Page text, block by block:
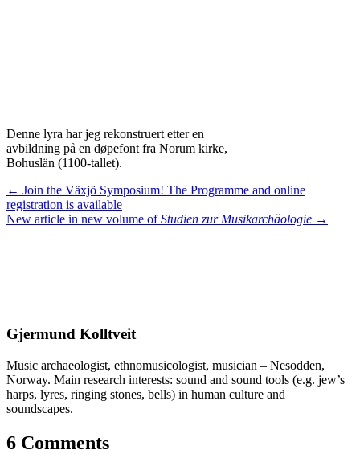
Denne lyra har jeg rekonstruert etter en
avbildning på en døpefont fra Norum kirke,
Bohuslän (1100-tallet).
Posts
navigation
← Join the Växjö Symposium! The Programme and online
registration is available
New article in new volume ofStudien zur Musikarchäologie →
Gjermund Kolltveit
Music archaeologist, ethnomusicologist, musician – Nesodden,
Norway. Main research interests: sound and sound tools (e.g. jew’s
harps, lyres, ringing stones, bells) in human culture and
soundscapes.
6 Comments